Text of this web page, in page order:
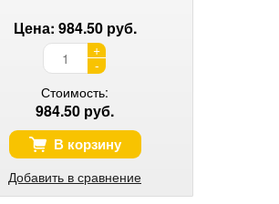
Цена: 984.50 руб.
+
-
Стоимость:
984.50 руб.
В корзину
Добавить в сравнение